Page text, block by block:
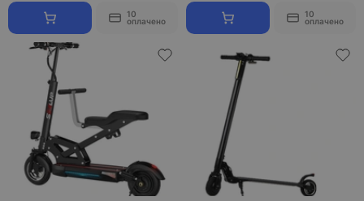
10
оплачено
10
оплачено